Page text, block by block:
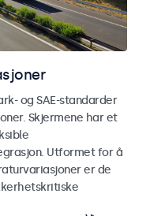
og SAE-standarder
Skjermene har et
Utformet for å
er de